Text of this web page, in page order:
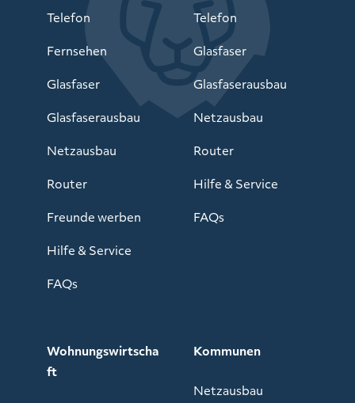
Telefon
Fernsehen
Glasfaser
Glasfaserausbau
Netzausbau
Router
Freunde werben
Hilfe & Service
FAQs
Telefon
Glasfaser
Glasfaserausbau
Netzausbau
Router
Hilfe & Service
FAQs
Wohnungswirtscha
ft
Kommunen
Netzausbau